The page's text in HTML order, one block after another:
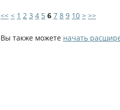
<< < 1 2 3 4 5 6 7 8 9 10 > >>
Вы также можете начать